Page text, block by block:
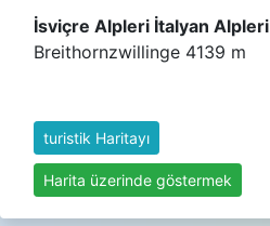
İsviçre Alpleri İtalyan Alpleri
Breithornzwillinge 4139 m
turistik Haritayı
Harita üzerinde göstermek